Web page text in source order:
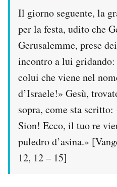
Il giorno seguente, la
per la festa, udito che
Gerusalemme, prese
incontro a lui gridando:
colui che viene nel
d’Israele!» Gesù,
sopra, come sta
Sion! Ecco, il tuo re
puledro d’asina.»
12, 12 – 15]